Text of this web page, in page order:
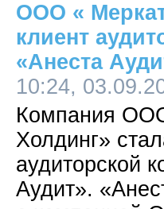
ООО «
клиент
«Анеста
10:24,
Компания
Холдинг»
аудиторской
Аудит».